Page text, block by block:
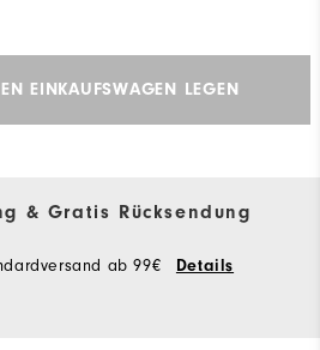
EINKAUFSWAGEN LEGEN
& Gratis Rücksendung
ab 99€ Details